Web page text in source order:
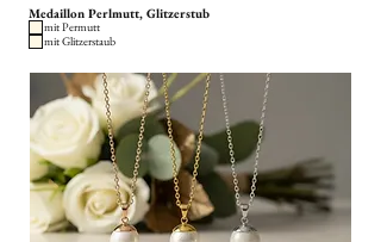
Medaillon Perlmutt, Glitzerstub
mit Permutt
mit Glitzerstaub